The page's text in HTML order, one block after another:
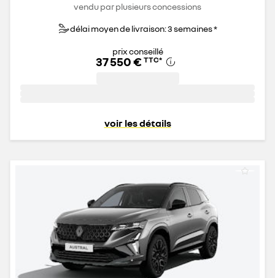
vendu par plusieurs concessions
délai moyen de livraison: 3 semaines *
prix conseillé
37 550 € TTC*
voir les détails